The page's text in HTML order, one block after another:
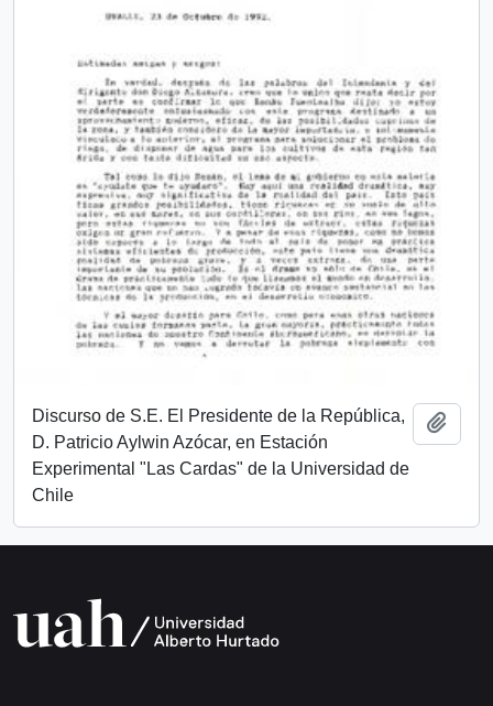
Discurso de S.E. El Presidente de la República,
D. Patricio Aylwin Azócar, en Estación
Experimental "Las Cardas" de la Universidad de
Chile